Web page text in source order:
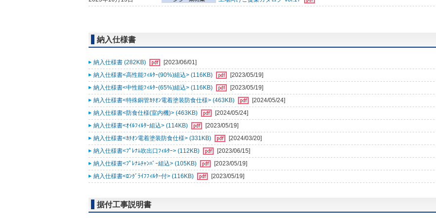
納入仕様書
納入仕様書 (282KB)
[2023/06/01]
納入仕様書<高性能ﾌｨﾙﾀｰ(90%)組込> (116KB)
[2023/05/19]
納入仕様書<中性能ﾌｨﾙﾀｰ(65%)組込> (116KB)
[2023/05/19]
納入仕様書<特殊銅管ｶﾁｵﾝ電着塗装防食仕様> (463KB)
[2024/05/24]
納入仕様書<防食仕様(室内機)> (463KB)
[2024/05/24]
納入仕様書<ｵｲﾙﾌｨﾙﾀｰ組込> (114KB)
[2023/05/19]
納入仕様書<ｶﾁｵﾝ電着塗装防食仕様> (331KB)
[2024/03/20]
納入仕様書<ﾌﾟﾚﾅﾑ吹出口ﾌｨﾙﾀｰ> (112KB)
[2023/06/15]
納入仕様書<ﾌﾟﾚﾅﾑﾁｬﾝﾊﾞｰ組込> (105KB)
[2023/05/19]
納入仕様書<ﾛﾝｸﾞﾗｲﾌﾌｨﾙﾀｰ付> (116KB)
[2023/05/19]
据付工事説明書